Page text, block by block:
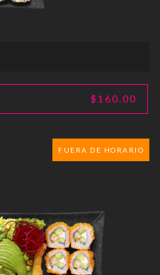
$160.00
FUERA DE HORARIO